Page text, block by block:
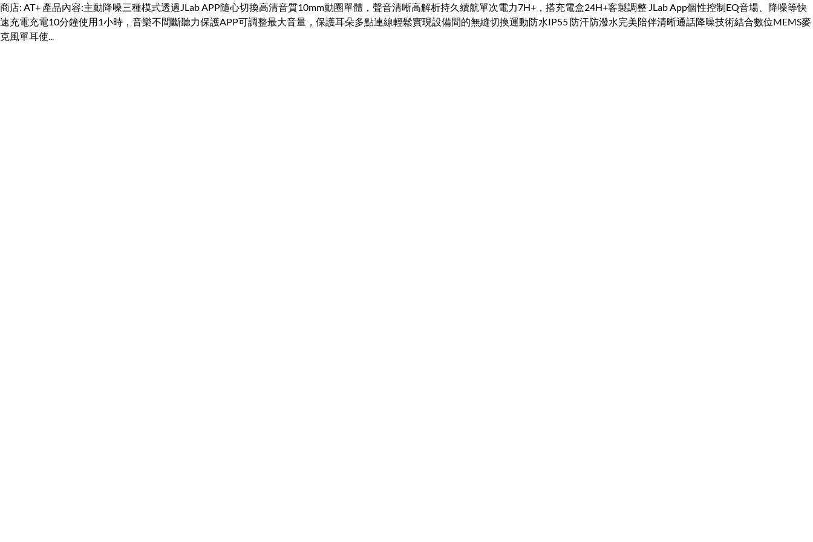
商店: AT+ 產品內容:主動降噪三種模式透過JLab APP隨心切換高清音質10mm動圈單體，聲音清晰高解析持久續航單次電力7H+，搭充電盒24H+客製調整 JLab App個性控制EQ音場、降噪等快
速充電充電10分鐘使用1小時，音樂不間斷聽力保護APP可調整最大音量，保護耳朵多點連線輕鬆實現設備間的無縫切換運動防水IP55 防汗防潑水完美陪伴清晰通話降噪技術結合數位MEMS麥
克風單耳使...